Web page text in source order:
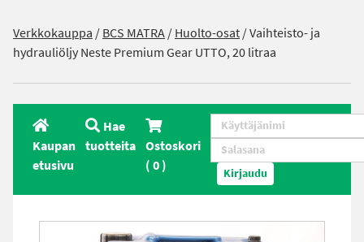
Verkkokauppa /BCS MATRA/Huolto-osat/ Vaihteisto- ja
hydrauliöljy Neste Premium Gear UTTO, 20 litraa
Kaupan
etusivu
Hae
tuotteita Ostoskori
(0) Kirjaudu